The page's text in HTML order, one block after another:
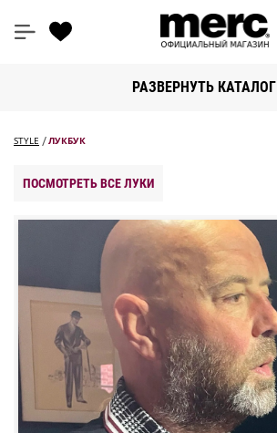
РАЗВЕРНУТЬ КАТАЛОГ
STYLE ЛУКБУК
ПОСМОТРЕТЬ ВСЕ ЛУКИ